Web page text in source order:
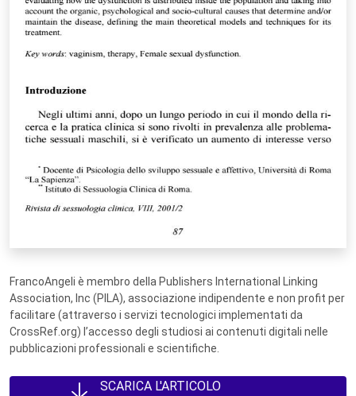
FrancoAngeli è membro della Publishers International Linking
Association, Inc (PILA), associazione indipendente e non profit per
facilitare (attraverso i servizi tecnologici implementati da
CrossRef.org) l’accesso degli studiosi ai contenuti digitali nelle
pubblicazioni professionali e scientifiche.
SCARICA L'ARTICOLO